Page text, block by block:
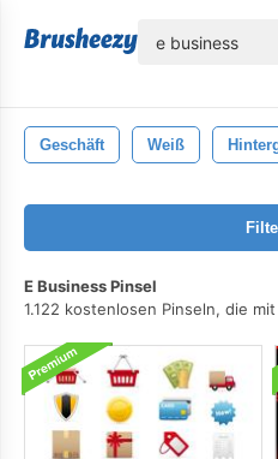
Geschäft Weiß
E Business Pinsel
1.122 kostenlosen Pinseln, die mit